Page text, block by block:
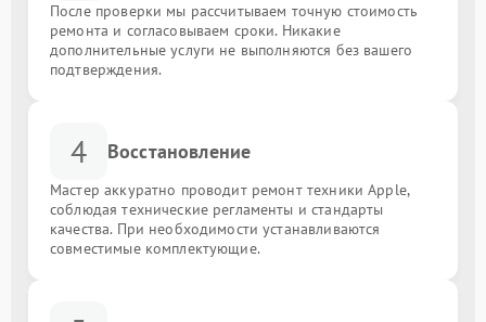
После проверки мы рассчитываем точную стоимость
ремонта и согласовываем сроки. Никакие
дополнительные услуги не выполняются без вашего
подтверждения.
4 Восстановление
Мастер аккуратно проводит ремонт техники Apple,
соблюдая технические регламенты и стандарты
качества. При необходимости устанавливаются
совместимые комплектующие.